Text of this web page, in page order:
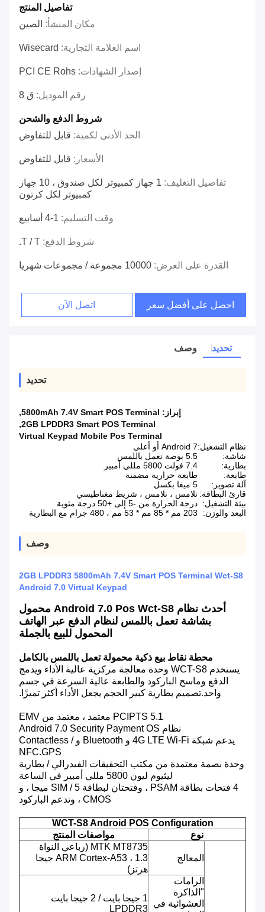
تفاصيل المنتج
مكان المنشأ: الصين
اسم العلامة التجارية: Wisecard
إصدار الشهادات: PCI CE Rohs
رقم الموديل: ق 8
شروط الدفع والشحن
الحد الأدنى لكمية: قابل للتفاوض
الأسعار: قابل للتفاوض
تفاصيل التغليف:
1 جهاز كمبيوتر لكل صندوق ، 10 جهاز
كمبيوتر لكل كرتون
وقت التسليم: 1-4 أسابيع
شروط الدفع: T / T.
القدرة على العرض: 10000 مجموعة / مجموعات شهريا
احصل على أفضل سعر اتصل الآن
تحديد وصف
تحديد
إبراز: 5800mAh 7.4V Smart POS Terminal
,
2GB LPDDR3 Smart POS Terminal
,
Virtual Keypad Mobile Pos Terminal
نظام التشغيل:Android 7 أو أعلى
شاشة:
5.5 بوصة تعمل باللمس
بطارية:
7.4 فولت 5800 مللي أمبير
طابعة:
طابعة حرارية مضمنة
آلة تصوير:
5 ميغا بكسل
قارئ البطاقة: تلامس ، تلامس ، شريط مغناطيسي
بيئة التشغيل: درجة الحرارة من -5 إلى +50 درجة مئوية
البعد والوزن:
203 مم * 85 مم * 53 مم ، 480 جرام مع البطارية
وصف
2GB LPDDR3 5800mAh 7.4V Smart POS Terminal Wct-S8
Android 7.0 Virtual Keypad
أحدث نظام Android 7.0 Pos Wct-S8 محمول
بشاشة تعمل باللمس لنظام الدفع عبر الهاتف
المحمول للبيع بالجملة
محطة نقاط بيع ذكية محمولة تعمل باللمس بالكامل
يستخدم WCT-S8 وحدة معالجة مركزية عالية الأداء ويدمج
الدفع وماسح الباركود والطابعة عالية السرعة في جسم
واحد.تصميم بطارية كبير الحجم يجعل الأداء أكثر تميزًا.
PCIPTS 5.1 معتمد ، معتمد من EMV
نظام Android 7.0 Security Payment OS
يدعم شبكة 4G LTE Wi-Fi و Bluetooth و Contactless /
NFC.GPS
وحدة بصمة معتمدة من مكتب التحقيقات الفيدرالي / بطارية
ليثيوم ليون 5800 مللي أمبير في الساعة
4 فتحات بطاقة PSAM ، وفتحتان لبطاقة SIM / 5 ميجا ، و
CMOS ، وتدعم الباركود
WCT-S8 Android POS Configuration
نوع
مواصفات المنتج
المعالج
MTK MT8735 (رباعي النواة
ARM Cortex-A53 ، 1.3 جيجا
هرتز)
الرامات
"الذاكرة
العشوائية في
1 جيجا بايت / 2 جيجا بايت
LPDDR3